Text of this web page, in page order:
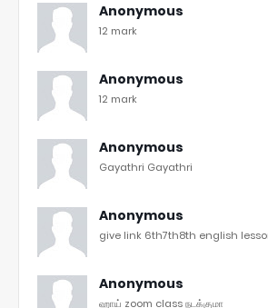
Anonymous
12 mark
Anonymous
12 mark
Anonymous
Gayathri Gayathri
Anonymous
give link 6th7th8th english
Anonymous
ஹாய் zoom class நடக்குமா